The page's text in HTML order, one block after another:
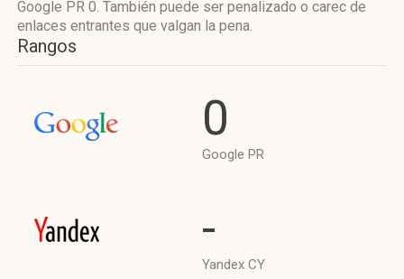
Google PR 0. También puede ser penalizado o carec de
enlaces entrantes que valgan la pena.
Rangos
0
Google PR
-
Yandex CY